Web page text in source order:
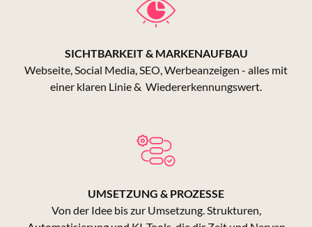
SICHTBARKEIT & MARKENAUFBAU
Webseite, Social Media, SEO, Werbeanzeigen - alles mit
einer klaren Linie & Wiedererkennungswert.
UMSETZUNG & PROZESSE
Von der Idee bis zur Umsetzung. Strukturen,